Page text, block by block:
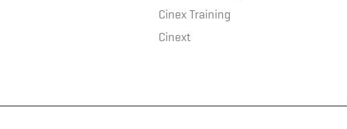
Cinex Training
Cinext